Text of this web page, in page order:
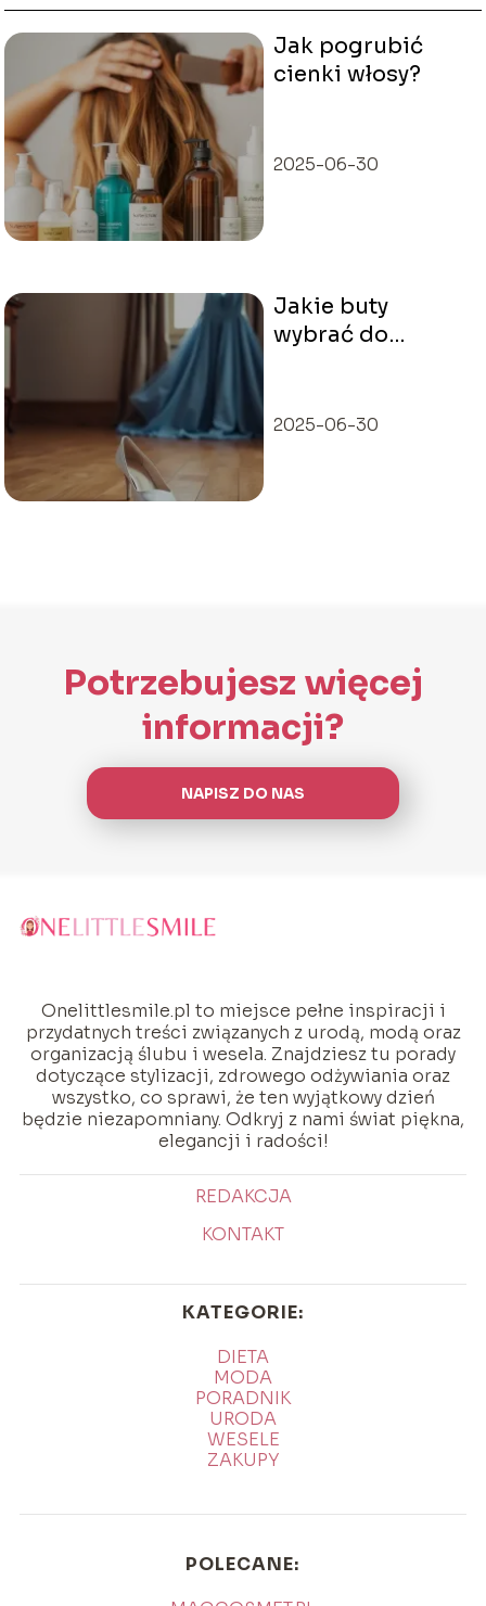
Jak pogrubić
cienki włosy?
2025-06-30
Jakie buty
wybrać do
2025-06-30
Potrzebujesz więcej
informacji?
NAPISZ DO NAS
Onelittlesmile.pl to miejsce pełne inspiracji i
przydatnych treści związanych z urodą, modą oraz
organizacją ślubu i wesela. Znajdziesz tu porady
dotyczące stylizacji, zdrowego odżywiania oraz
wszystko, co sprawi, że ten wyjątkowy dzień
będzie niezapomniany. Odkryj z nami świat piękna,
elegancji i radości!
REDAKCJA
KONTAKT
KATEGORIE:
DIETA
MODA
PORADNIK
URODA
WESELE
ZAKUPY
POLECANE: